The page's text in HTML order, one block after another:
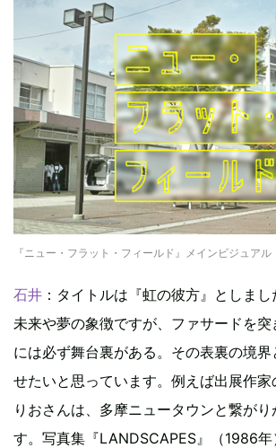
『ニュー・フラット・フィールド』メインビジュアル
石井 ：タイトルは『虹の彼方』としま
未来や夢の象徴ですが、ファサードを
には必ず舞台裏がある。その表裏の境
せたいと思っています。例えば出展作
りおさんは、多摩ニュータウンと繋が
す。写真集『LANDSCAPES』（1986年